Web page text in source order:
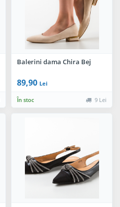
Balerini dama Chira Bej
89,90 Lei
În stoc 9 Lei